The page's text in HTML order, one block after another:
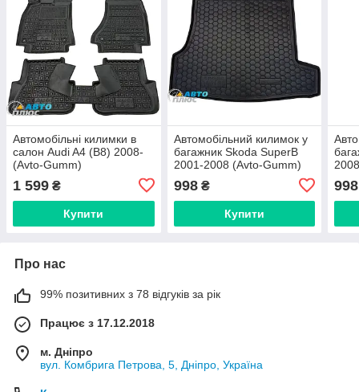
Автомобільні килимки в
салон Audi A4 (B8) 2008-
(Avto-Gumm)
1 599 ₴
Купити
Автомобільний килимок у
багажник Skoda SuperB
2001-2008 (Avto-Gumm)
998₴
Купити
998
Про нас
99% позитивних з 78 відгуків за рік
Працює з 17.12.2018
м. Дніпро
вул. Комбрига Петрова, 5, Дніпро, Україна